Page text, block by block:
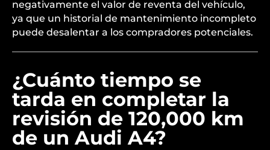
negativamente el valor de reventa del vehículo,
ya que un historial de mantenimiento incompleto
puede desalentar a los compradores potenciales.
¿Cuánto tiempo se
tarda en completar la
revisión de 120,000 km
de un Audi A4?